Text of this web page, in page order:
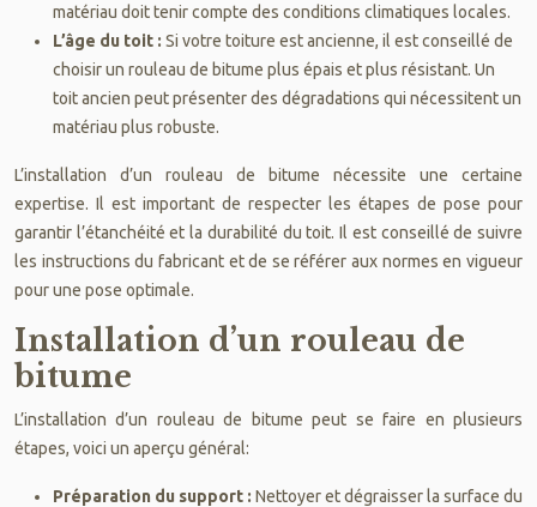
matériau doit tenir compte des conditions climatiques locales.
L’âge du toit : Si votre toiture est ancienne, il est conseillé de
choisir un rouleau de bitume plus épais et plus résistant. Un
toit ancien peut présenter des dégradations qui nécessitent un
matériau plus robuste.
L’installation d’un rouleau de bitume nécessite une certaine
expertise. Il est important de respecter les étapes de pose pour
garantir l’étanchéité et la durabilité du toit. Il est conseillé de suivre
les instructions du fabricant et de se référer aux normes en vigueur
pour une pose optimale.
Installation d’un rouleau de
bitume
L’installation d’un rouleau de bitume peut se faire en plusieurs
étapes, voici un aperçu général:
Préparation du support : Nettoyer et dégraisser la surface du